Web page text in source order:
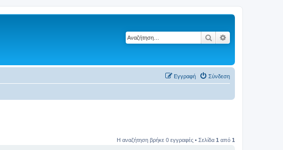
Αναζήτηση
Σύνδεση
Εγγραφή
Η αναζήτηση βρήκε 0 εγγραφές • Σελίδα 1 από 1